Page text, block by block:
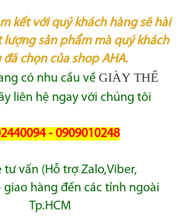
kết với quý khách hàng sẽ hài
sản phẩm mà quý khách
đã chọn của shop AHA.
có nhu cầu về GIÀY THỂ
liên hệ ngay với chúng tôi
- 0909010248
tư vấn (Hỗ trợ Zalo,Viber,
giao hàng đến các tỉnh ngoài
Tp.HCM